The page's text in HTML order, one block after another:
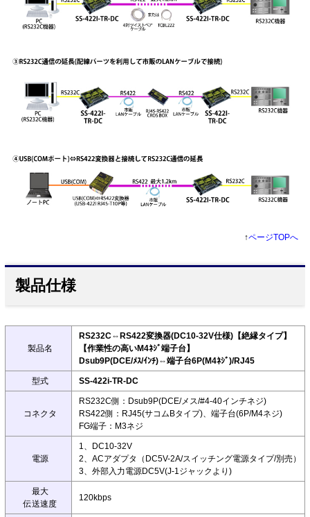
↑ページTOPへ
製品仕様
製品名
RS232C⇔RS422変換器(DC10-32V仕様)【絶縁タイプ】
【作業性の高いM4ﾈｼﾞ端子台】
Dsub9P(DCE/ﾒｽ/ｲﾝﾁ)⇔端子台6P(M4ﾈｼﾞ)/RJ45
型式 SS-422i-TR-DC
コネクタ
RS232C側：Dsub9P(DCE/メス/#4-40インチネジ)
RS422側：RJ45(サコムBタイプ)、端子台(6P/M4ネジ)
FG端子：M3ネジ
電源
1、DC10-32V
2、ACアダプタ（DC5V-2A/スイッチング電源タイプ/別売）
3、外部入力電源DC5V(J-1ジャックより)
最大
伝送速度
120kbps